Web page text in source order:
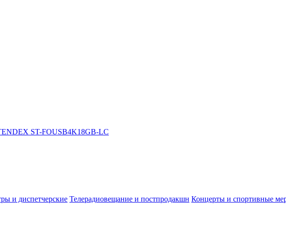
и диспетчерские Телерадиовещание и постпродакшн Концерты и спортивные